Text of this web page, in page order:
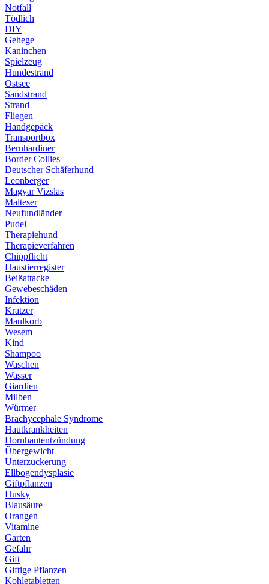
Notfall
Tödlich
DIY
Gehege
Kaninchen
Spielzeug
Hundestrand
Ostsee
Sandstrand
Strand
Fliegen
Handgepäck
Transportbox
Bernhardiner
Border Collies
Deutscher Schäferhund
Leonberger
Magyar Vizslas
Malteser
Neufundländer
Pudel
Therapiehund
Therapieverfahren
Chippflicht
Haustierregister
Beißattacke
Gewebeschäden
Infektion
Kratzer
Maulkorb
Wesem
Kind
Shampoo
Waschen
Wasser
Giardien
Milben
Würmer
Brachycephale Syndrome
Hautkrankheiten
Hornhautentzündung
Übergewicht
Unterzuckerung
Ellbogendysplasie
Giftpflanzen
Husky
Blausäure
Orangen
Vitamine
Garten
Gefahr
Gift
Giftige Pflanzen
Kohletabletten